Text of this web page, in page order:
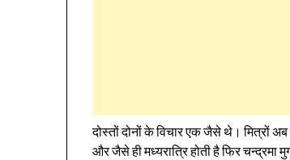
दोस्तों दोनों के विचार एक जैसे थे। मित्रों
और जैसे ही मध्यरात्रि होती है फिर